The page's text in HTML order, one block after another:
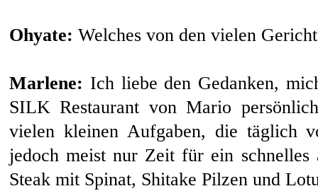
Ohyate: Welches von den vielen
Marlene: Ich liebe den Gedanken,
SILK Restaurant von Mario
vielen kleinen Aufgaben, die täglich
jedoch meist nur Zeit für ein
Steak mit Spinat, Shitake Pilzen und